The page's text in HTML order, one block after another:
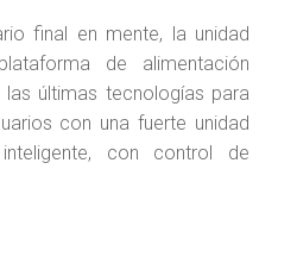
final en mente, la unidad
de alimentación
últimas tecnologías para
con una fuerte unidad
con control de